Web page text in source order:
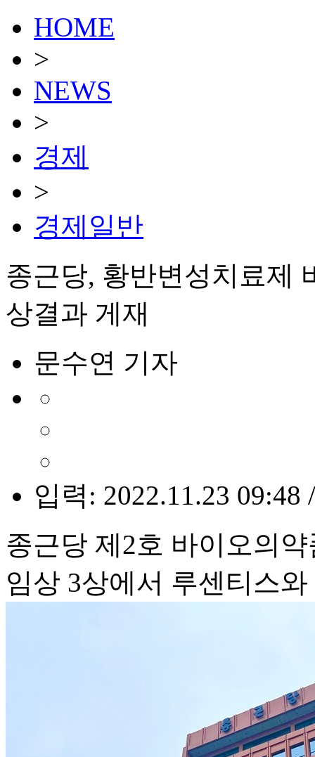
HOME
>
NEWS
>
경제
>
경제일반
종근당, 황반변성치료제
상결과 게재
문수연 기자
입력: 2022.11.23 09:48
종근당 제2호 바이오의
임상 3상에서 루센티스